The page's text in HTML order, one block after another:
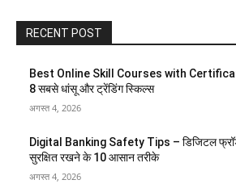
RECENT POST
Best Online Skill Courses with
8 सबसे धांसू और ट्रेंडिंग स्किल्स
अगस्त 4, 2026
Digital Banking Safety Tips – डिजिटल
सुरक्षित रखने के 10 आसान तरीके
अगस्त 4, 2026